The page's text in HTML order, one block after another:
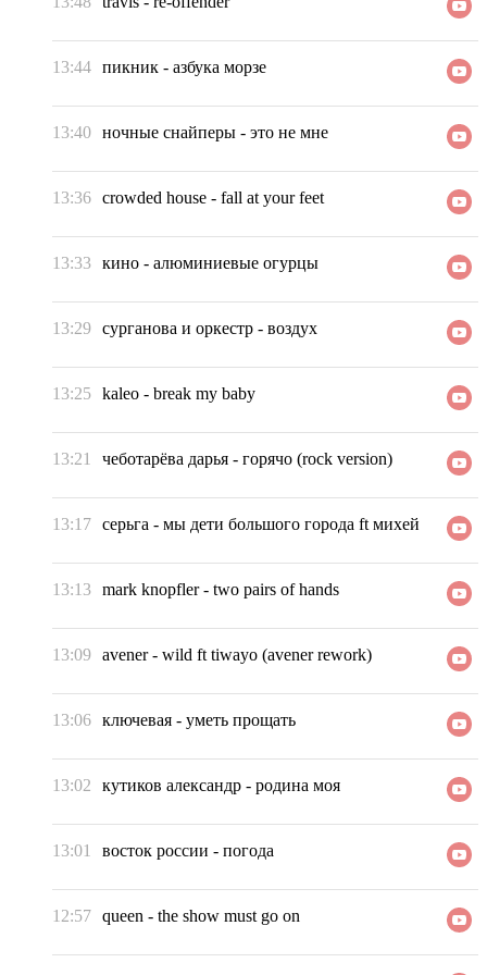
13:44 пикник - азбука морзе
13:40 ночные снайперы - это не мне
13:36 crowded house - fall at your feet
13:33 кино - алюминиевые огурцы
13:29 сурганова и оркестр - воздух
13:25 kaleo - break my baby
13:21 чеботарёва дарья - горячо (rock version)
13:17 серьга - мы дети большого города ft михей
13:13 mark knopfler- two pairs of hands
13:09 avener- wild ft tiwayo (avener rework)
13:06 ключевая - уметь прощать
13:02 кутиков александр - родина моя
13:01 восток россии - погода
12:57 queen - the show must go on